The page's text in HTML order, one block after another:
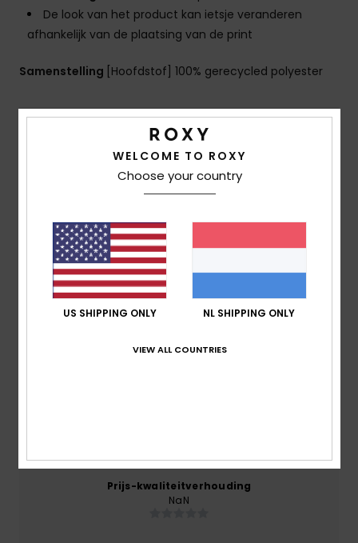
De look van het product kan ietsje veranderen
afhankelijk van de plaatsing van de print
Samenstelling [Hoofdstof] 100% gerecycled polyester
Bezorging en Retour
Reviews van klanten
Gemiddelde score
3.0/5
1 geverifieerde beoordelingen
Prijs-kwaliteitverhouding
NaN
WELCOME TO ROXY
Choose your country
US SHIPPING ONLY NL SHIPPING ONLY
VIEW ALL COUNTRIES